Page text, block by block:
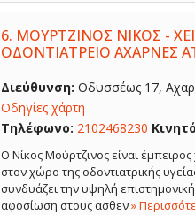
6. ΜΟΥΡΤΖΙΝΟΣ ΝΙΚΟΣ -
ΟΔΟΝΤΙΑΤΡΕΙΟ ΑΧΑΡΝΕΣ
Διεύθυνση: Οδυσσέως 17,
Οδηγίες χάρτη
Τηλέφωνο: 2102468230
Ο Νίκος Μούρτζινος είναι
στον χώρο της οδοντιατρικής
συνδυάζει την υψηλή
αφοσίωση στους ασθεν»